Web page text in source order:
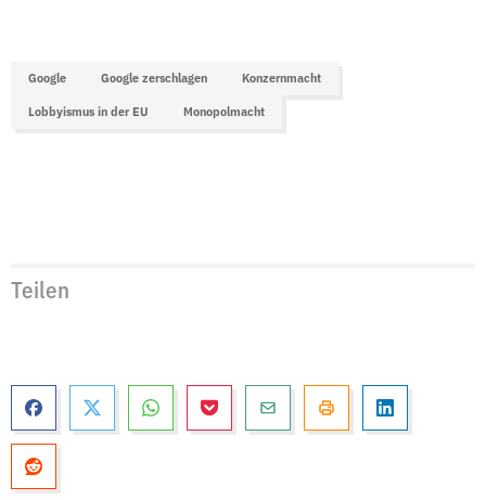
Google Google zerschlagen Konzernmacht
Lobbyismus in der EU Monopolmacht
Teilen